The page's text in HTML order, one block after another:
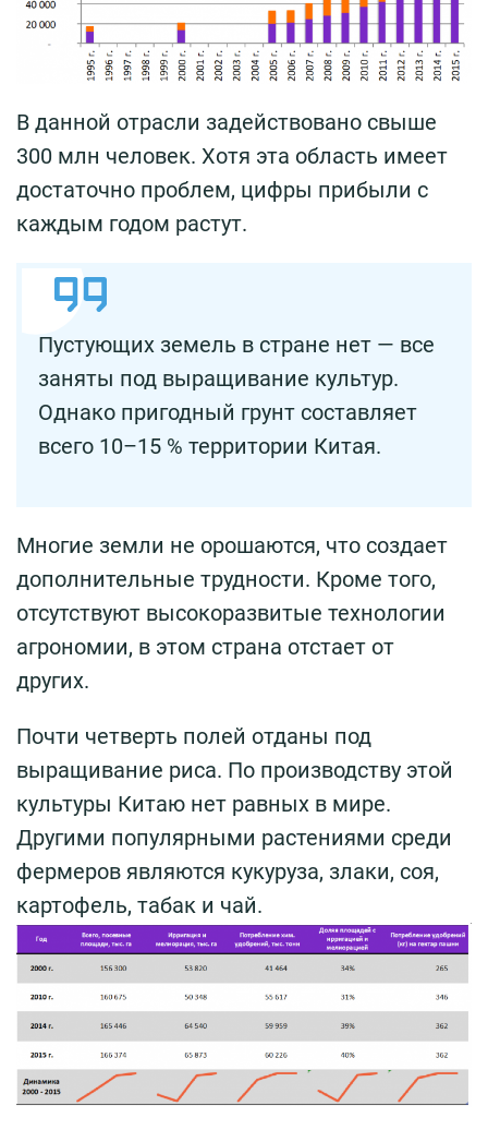
В данной отрасли задействовано свыше
300 млн человек. Хотя эта область имеет
достаточно проблем, цифры прибыли с
каждым годом растут.
Пустующих земель в стране нет — все
заняты под выращивание культур.
Однако пригодный грунт составляет
всего 10–15 % территории Китая.
Многие земли не орошаются, что создает
дополнительные трудности. Кроме того,
отсутствуют высокоразвитые технологии
агрономии, в этом страна отстает от
других.
Почти четверть полей отданы под
выращивание риса. По производству этой
культуры Китаю нет равных в мире.
Другими популярными растениями среди
фермеров являются кукуруза, злаки, соя,
картофель, табак и чай.